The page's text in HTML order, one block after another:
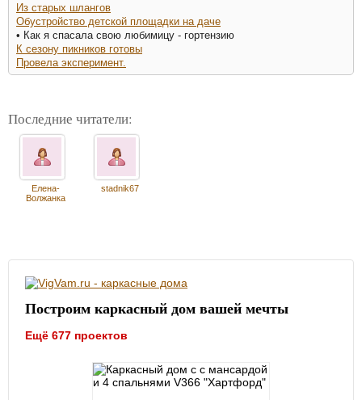
Из старых шлангов
Обустройство детской площадки на даче
• Как я спасала свою любимицу - гортензию
К сезону пикников готовы
Провела эксперимент.
Последние читатели:
Елена-
Волжанка
stadnik67
Построим каркасный дом вашей мечты
Ещё 677 проектов